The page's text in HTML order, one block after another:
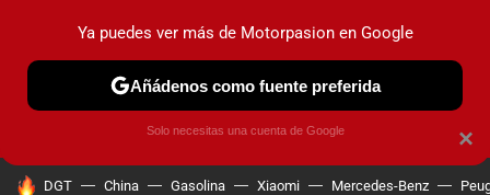
PRUEBAS COCHES ELÉCTRICOS OBSERVATORIO
HOY SE HABLA DE
DGT China Gasolina Xiaomi Mercedes-Benz
×
Ya puedes ver más de Motorpasion en Google
Añádenos como fuente preferida
Solo necesitas una cuenta de Google